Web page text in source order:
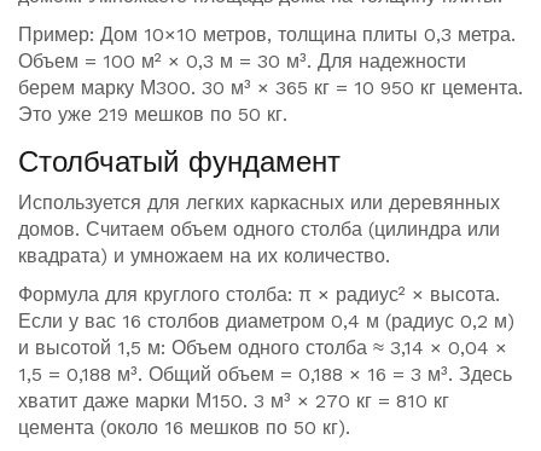
Пример: Дом 10×10 метров, толщина плиты 0,3 метра.
Объем = 100 м² × 0,3 м = 30 м³. Для надежности
берем марку М300. 30 м³ × 365 кг = 10 950 кг цемента.
Это уже 219 мешков по 50 кг.
Столбчатый фундамент
Используется для легких каркасных или деревянных
домов. Считаем объем одного столба (цилиндра или
квадрата) и умножаем на их количество.
Формула для круглого столба: π × радиус² × высота.
Если у вас 16 столбов диаметром 0,4 м (радиус 0,2 м)
и высотой 1,5 м: Объем одного столба ≈ 3,14 × 0,04 ×
1,5 = 0,188 м³. Общий объем = 0,188 × 16 = 3 м³. Здесь
хватит даже марки М150. 3 м³ × 270 кг = 810 кг
цемента (около 16 мешков по 50 кг).